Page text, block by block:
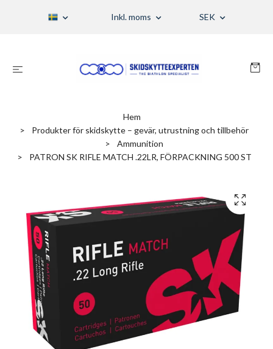
Inkl. moms SEK
Hem
Produkter för skidskytte – gevär, utrustning och tillbehör
Ammunition
PATRON SK RIFLE MATCH .22LR, FÖRPACKNING 500 ST